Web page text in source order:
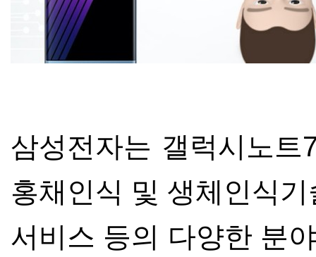
삼성전자는 갤럭시노트
홍채인식 및 생체인식
서비스 등의 다양한 분